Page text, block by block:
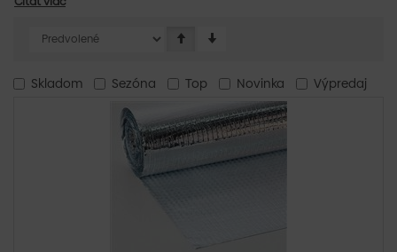
Skladom Sezóna Top Novinka Výpredaj